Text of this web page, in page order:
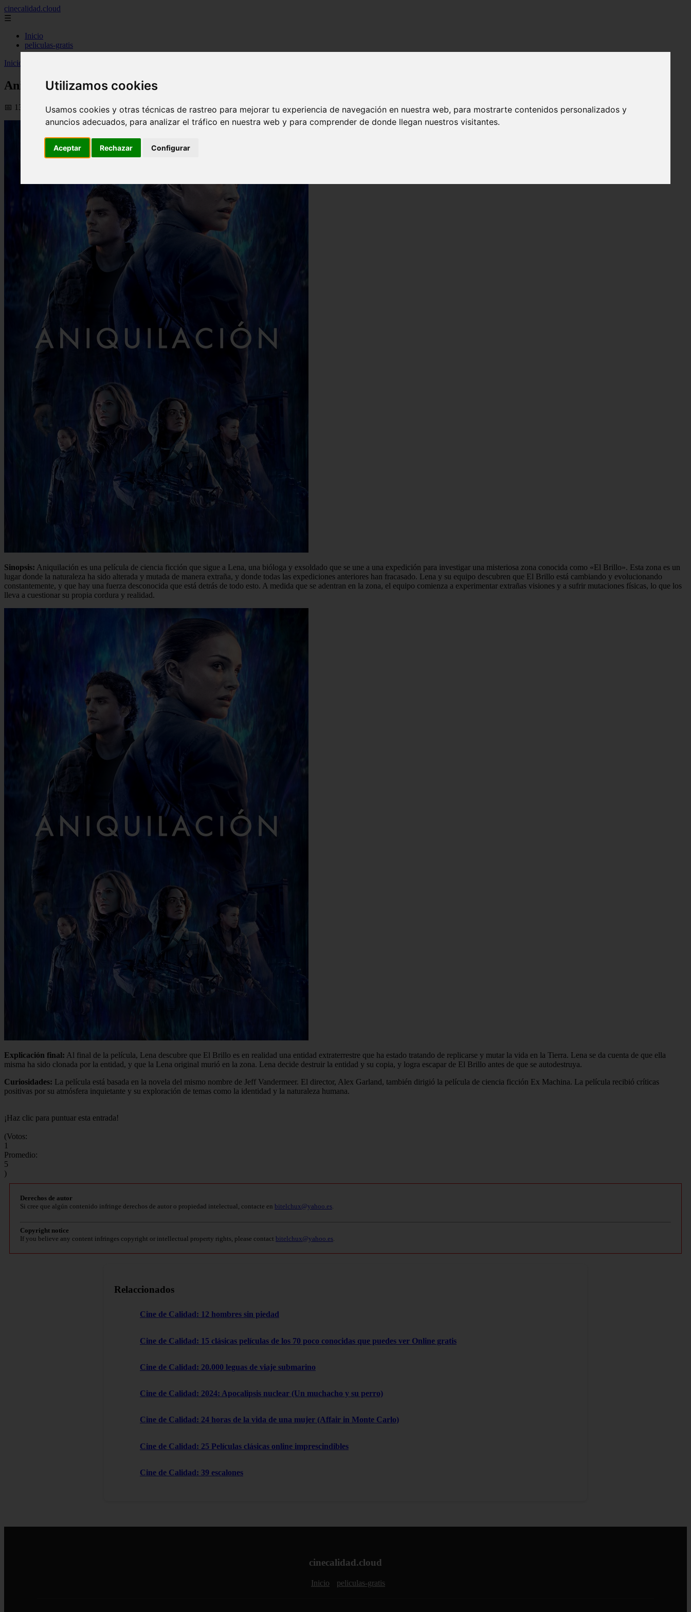
Utilizamos cookies
Usamos cookies y otras técnicas de rastreo para mejorar tu experiencia de navegación en nuestra web, para mostrarte contenidos personalizados y
anuncios adecuados, para analizar el tráfico en nuestra web y para comprender de donde llegan nuestros visitantes.
Aceptar Rechazar Configurar
cinecalidad.cloud
☰
Inicio
peliculas-gratis
Inicio
Aniquilación ᐉ Final Explicado
📅 13/02/2026
Sinopsis: Aniquilación es una película de ciencia ficción que sigue a Lena, una bióloga y exsoldado que se une a una expedición para investigar una misteriosa zona conocida como «El Brillo». Esta zona es un
lugar donde la naturaleza ha sido alterada y mutada de manera extraña, y donde todas las expediciones anteriores han fracasado. Lena y su equipo descubren que El Brillo está cambiando y evolucionando
constantemente, y que hay una fuerza desconocida que está detrás de todo esto. A medida que se adentran en la zona, el equipo comienza a experimentar extrañas visiones y a sufrir mutaciones físicas, lo que los
lleva a cuestionar su propia cordura y realidad.
Explicación final: Al final de la película, Lena descubre que El Brillo es en realidad una entidad extraterrestre que ha estado tratando de replicarse y mutar la vida en la Tierra. Lena se da cuenta de que ella
misma ha sido clonada por la entidad, y que la Lena original murió en la zona. Lena decide destruir la entidad y su copia, y logra escapar de El Brillo antes de que se autodestruya.
Curiosidades: La película está basada en la novela del mismo nombre de Jeff Vandermeer. El director, Alex Garland, también dirigió la película de ciencia ficción Ex Machina. La película recibió críticas
positivas por su atmósfera inquietante y su exploración de temas como la identidad y la naturaleza humana.
¡Haz clic para puntuar esta entrada!
(Votos:
1
Promedio:
5
)
Derechos de autor
Si cree que algún contenido infringe derechos de autor o propiedad intelectual, contacte en bitelchux@yahoo.es
Copyright notice
If you believe any content infringes copyright or intellectual property rights, please contact bitelchux@yahoo.es
Relaccionados
Cine de Calidad: 12 hombres sin piedad
Cine de Calidad: 15 clásicas películas de los 70 poco conocidas que puedes ver Online gratis
Cine de Calidad: 20.000 leguas de viaje submarino
Cine de Calidad: 2024: Apocalipsis nuclear (Un muchacho y su perro)
Cine de Calidad: 24 horas de la vida de una mujer (Affair in Monte Carlo)
Cine de Calidad: 25 Películas clásicas online imprescindibles
Cine de Calidad: 39 escalones
cinecalidad.cloud
Inicio peliculas-gratis